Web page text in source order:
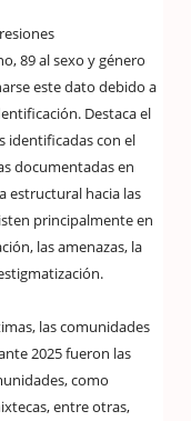
89 al sexo y género
este dato debido a
Destaca el
identificadas con el
documentadas en
estructural hacia las
principalmente en
las amenazas, la
las comunidades
2025 fueron las
como
entre otras,